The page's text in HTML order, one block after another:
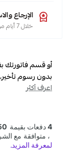
الإرجاع
خلال 7 أيام من تاريخ الاستلام، هو حقك تضمنه، حسب سياسة الاسترجاع
أو قسم فاتورتك
بدون رسوم
اعرف أكثر